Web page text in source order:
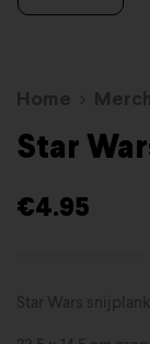
Home
Star
€4.95
Star Wars snijplank.